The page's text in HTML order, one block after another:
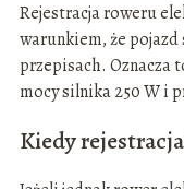
Rejestracja roweru
warunkiem, że pojazd
przepisach. Oznacza
mocy silnika 250 W i
Kiedy